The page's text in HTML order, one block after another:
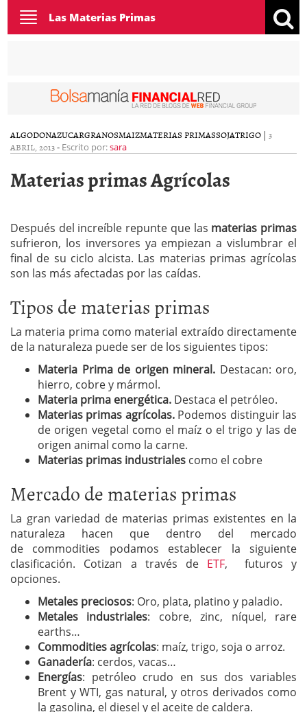
Toggle
navigation
Las Materias Primas
ALGODONAZUCARGRANOSMAIZMATERIAS PRIMASSOJATRIGO | 3
ABRIL, 2013- Escrito por:sara
Materias primas Agrícolas
Después del increíble repunte que las materias primas
sufrieron, los inversores ya empiezan a vislumbrar el
final de su ciclo alcista. Las materias primas agrícolas
son las más afectadas por las caídas.
Tipos de materias primas
La materia prima como material extraído directamente
de la naturaleza puede ser de los siguientes tipos:
Materia Prima de origen mineral. Destacan: oro,
hierro, cobre y mármol.
Materia prima energética. Destaca el petróleo.
Materias primas agrícolas.Podemos distinguir las
de origen vegetal como el maíz o el trigo y las de
origen animal como la carne.
Materias primas industriales como el cobre
Mercado de materias primas
La gran variedad de materias primas existentes en la
naturaleza hacen que dentro del mercado
de commodities podamos establecer la siguiente
clasificación. Cotizan a través de ETF, futuros y
opciones.
Metales preciosos: Oro, plata, platino y paladio.
Metales industriales: cobre, zinc, níquel, rare
earths…
Commodities agrícolas: maíz, trigo, soja o arroz.
Ganadería: cerdos, vacas…
Energías: petróleo crudo en sus dos variables
Brent y WTI, gas natural, y otros derivados como
la gasolina, el diesel y el aceite de caldera.